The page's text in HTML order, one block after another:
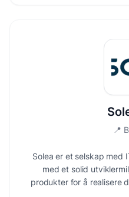
📍
Solea er et selskap med
med et solid
produkter for å realisere